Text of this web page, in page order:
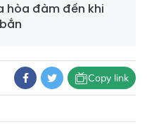
hòa đàm đến khi
Copy link